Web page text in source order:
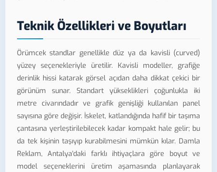
Teknik Özellikleri ve Boyutları
Örümcek standlar genellikle düz ya da kavisli (curved)
yüzey seçenekleriyle üretilir. Kavisli modeller, grafiğe
derinlik hissi katarak görsel açıdan daha dikkat çekici bir
görünüm sunar. Standart yükseklikleri çoğunlukla iki
metre civarındadır ve grafik genişliği kullanılan panel
sayısına göre değişir. İskelet, katlandığında hafif bir taşıma
çantasına yerleştirilebilecek kadar kompakt hale gelir; bu
da tek kişinin taşıyıp kurabilmesini mümkün kılar. Damla
Reklam, Antalya'daki farklı ihtiyaçlara göre boyut ve
model seçeneklerini üretim aşamasında planlayarak